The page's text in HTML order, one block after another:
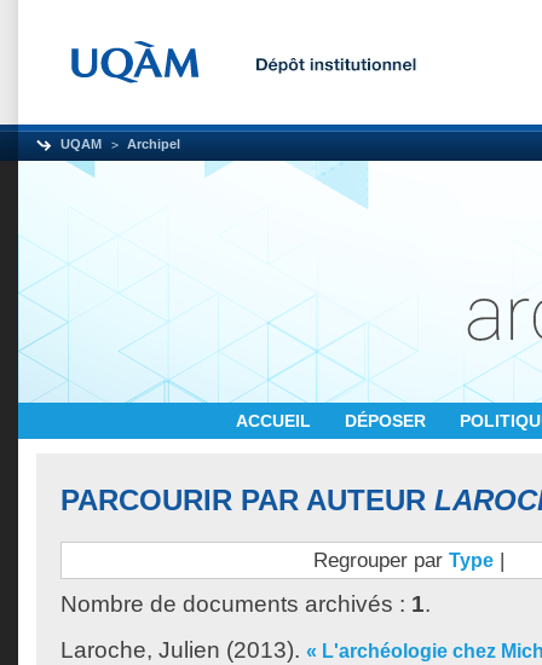
UQAM Archipel
ACCUEIL DÉPOSER
PARCOURIR PAR AUTEUR
Regrouper par Type |
Nombre de documents archivés : 1.
Laroche, Julien (2013). « L'archéologie chez